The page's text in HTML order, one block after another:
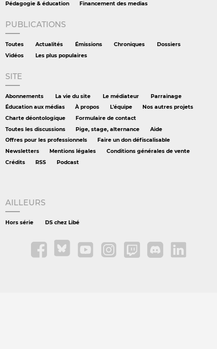
Pédagogie & éducation
Financement des medias
PUBLICATIONS
Toutes Actualités Émissions Chroniques
Dossiers
Vidéos
Les plus populaires
SITE
Abonnements La vie du site Le médiateur
Parrainage
Éducation aux médias
À propos L'équipe
Nos autres projets
Charte déontologique
Formulaire de contact
Toutes les discussions
Pige, stage, alternance
Aide
Offres pour les professionnels
Faire un don défiscalisable
Newsletters
Mentions légales
Conditions générales de vente
Crédits
RSS Podcast
AILLEURS
Hors série DS chez Libé